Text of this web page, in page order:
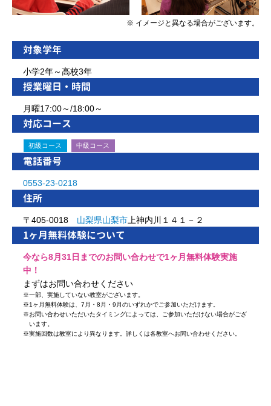
※ イメージと異なる場合がございます。
対象学年
小学2年～高校3年
授業曜日・時間
月曜17:00～/18:00～
対応コース
初級コース 中級コース
電話番号
0553-23-0218
住所
〒405-0018 山梨県山梨市 上神内川１４１－２
1ヶ月無料体験について
今なら8月31日までのお問い合わせで1ヶ月無料体験実施
中！
まずはお問い合わせください
※一部、実施していない教室がございます。
※1ヶ月無料体験は、7月・8月・9月のいずれかでご参加いただけます。
※お問い合わせいただいたタイミングによっては、ご参加いただけない場合がござ
います。
※実施回数は教室により異なります。詳しくは各教室へお問い合わせください。